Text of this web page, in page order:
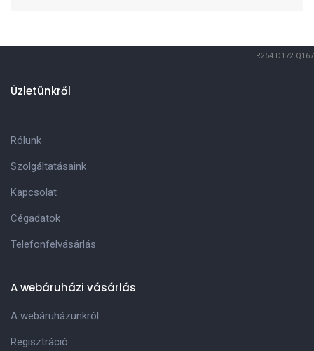
R254 D172 Q167
Üzletünkről
Rólunk
Szolgáltatásaink
Kapcsolat
Cégadatok
Telefonfelvásárlás
A webáruházi vásárlás
A webáruházunkról
Regisztráció